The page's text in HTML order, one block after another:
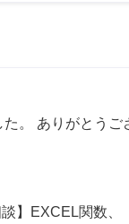
。 ありがとうご
談】EXCEL関数、